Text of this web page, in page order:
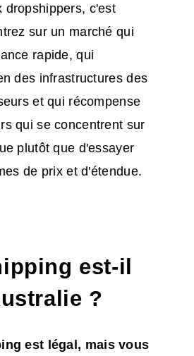
dropshippers, c'est
sur un marché qui
rapide, qui
des infrastructures des
et qui récompense
qui se concentrent sur
plutôt que d'essayer
de prix et d'étendue.
est-il
?
est légal, mais vous